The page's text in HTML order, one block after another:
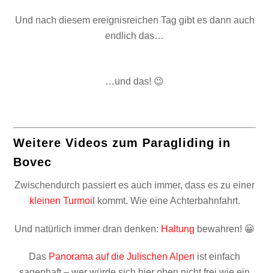
Und nach diesem ereignisreichen Tag gibt es dann auch
endlich das…
…und das! 😉
Weitere Videos zum Paragliding in
Bovec
Zwischendurch passiert es auch immer, dass es zu einer
kleinen Turmoil
kommt. Wie eine Achterbahnfahrt.
Und natürlich immer dran denken: Haltung bewahren! 😀
Das Panorama auf die Julischen Alpen ist einfach